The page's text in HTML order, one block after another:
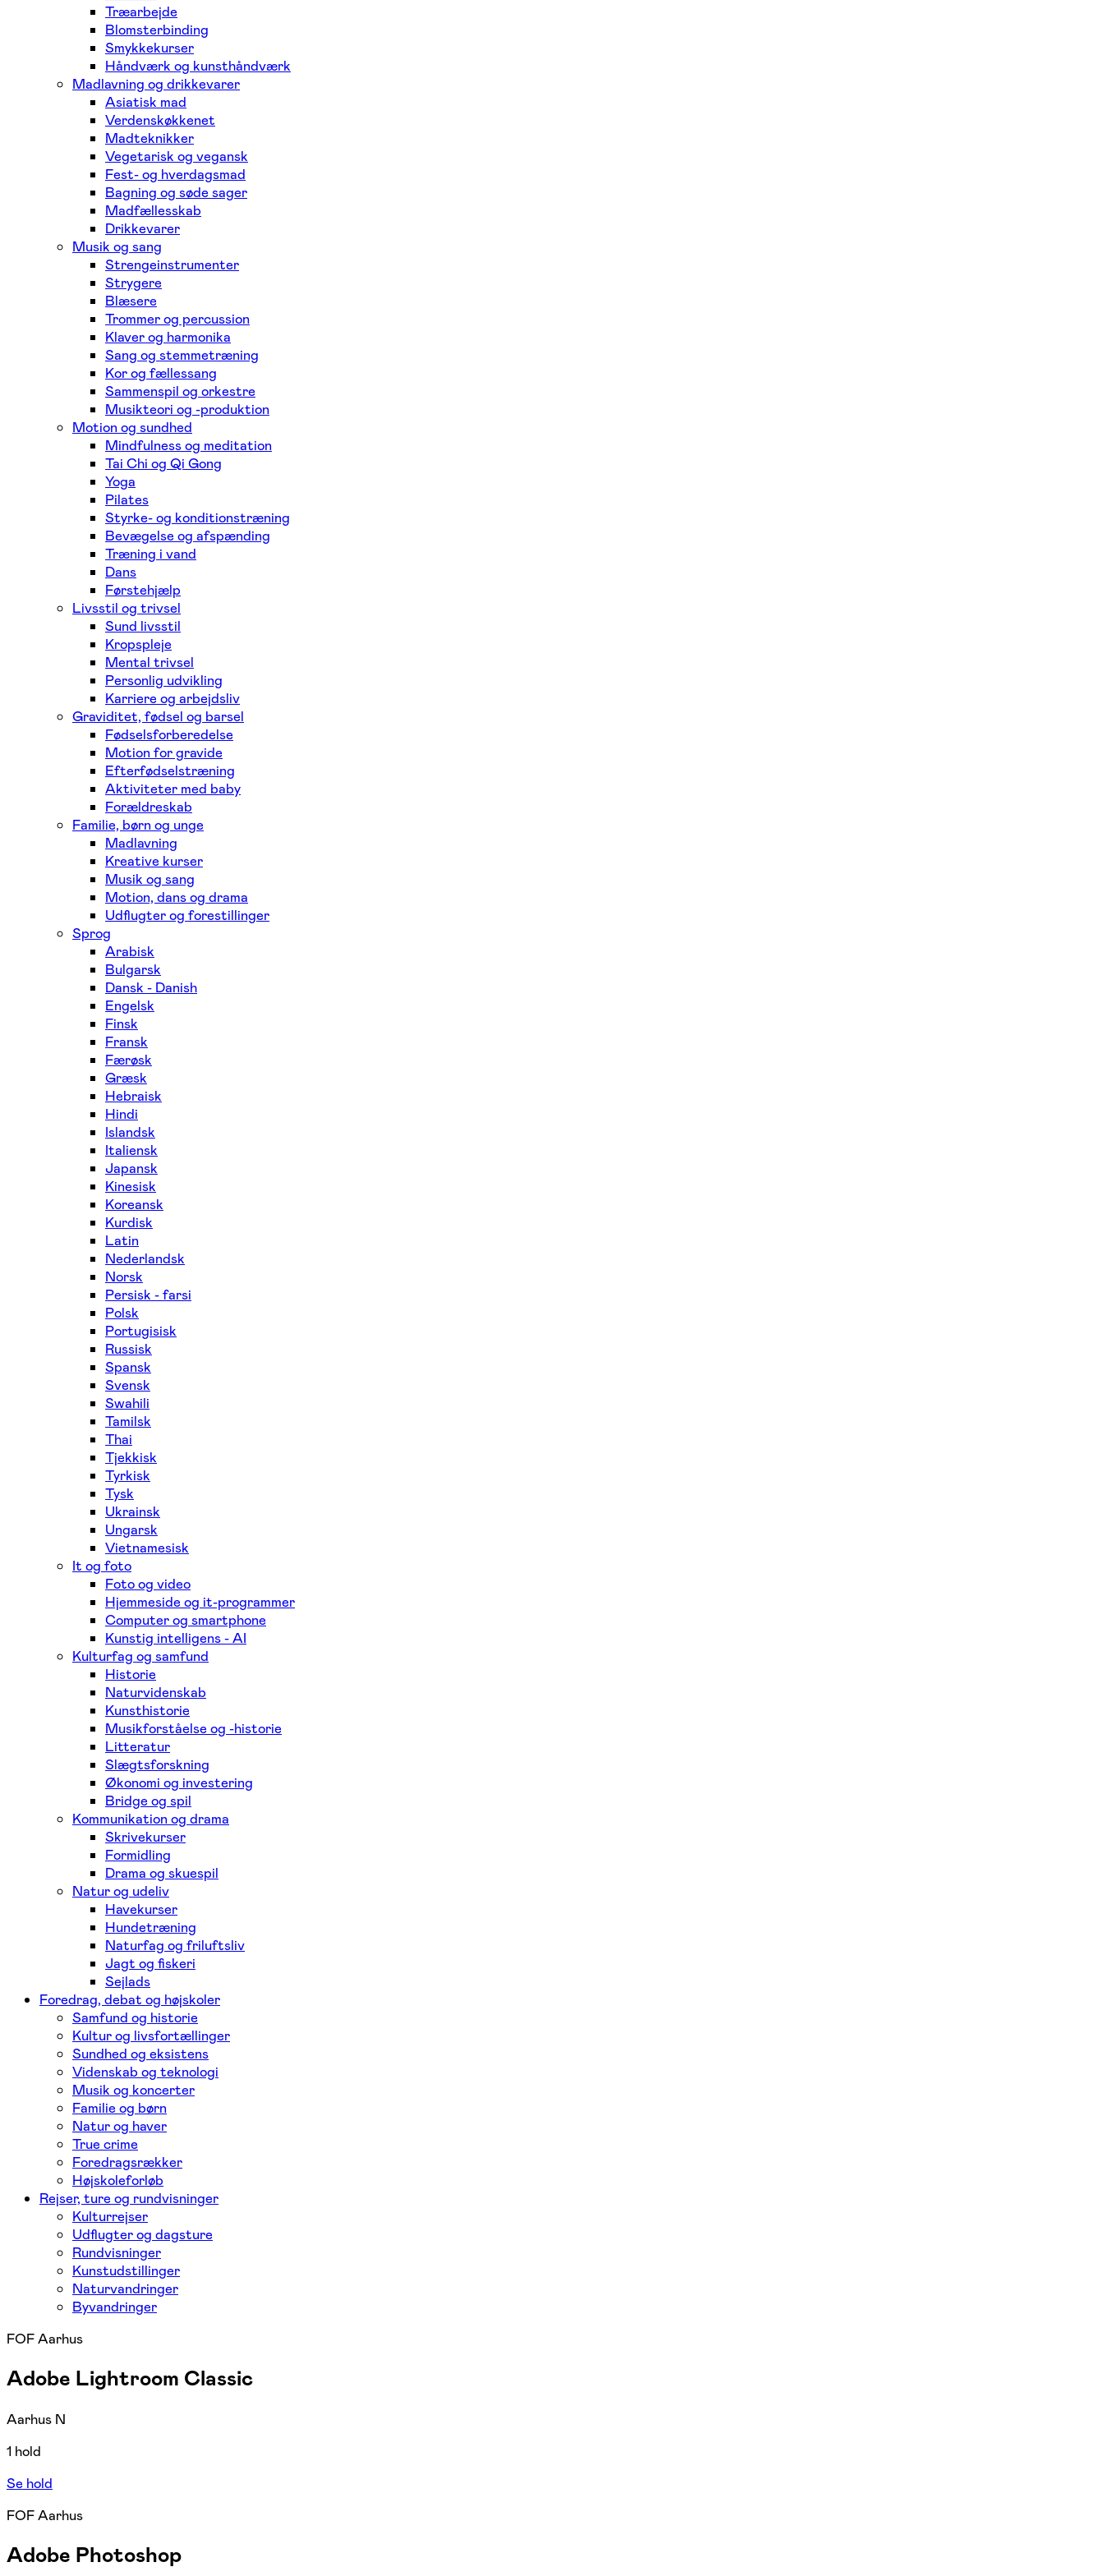
Træarbejde
Blomsterbinding
Smykkekurser
Håndværk og kunsthåndværk
Madlavning og drikkevarer
Asiatisk mad
Verdenskøkkenet
Madteknikker
Vegetarisk og vegansk
Fest- og hverdagsmad
Bagning og søde sager
Madfællesskab
Drikkevarer
Musik og sang
Strengeinstrumenter
Strygere
Blæsere
Trommer og percussion
Klaver og harmonika
Sang og stemmetræning
Kor og fællessang
Sammenspil og orkestre
Musikteori og -produktion
Motion og sundhed
Mindfulness og meditation
Tai Chi og Qi Gong
Yoga
Pilates
Styrke- og konditionstræning
Bevægelse og afspænding
Træning i vand
Dans
Førstehjælp
Livsstil og trivsel
Sund livsstil
Kropspleje
Mental trivsel
Personlig udvikling
Karriere og arbejdsliv
Graviditet, fødsel og barsel
Fødselsforberedelse
Motion for gravide
Efterfødselstræning
Aktiviteter med baby
Forældreskab
Familie, børn og unge
Madlavning
Kreative kurser
Musik og sang
Motion, dans og drama
Udflugter og forestillinger
Sprog
Arabisk
Bulgarsk
Dansk - Danish
Engelsk
Finsk
Fransk
Færøsk
Græsk
Hebraisk
Hindi
Islandsk
Italiensk
Japansk
Kinesisk
Koreansk
Kurdisk
Latin
Nederlandsk
Norsk
Persisk - farsi
Polsk
Portugisisk
Russisk
Spansk
Svensk
Swahili
Tamilsk
Thai
Tjekkisk
Tyrkisk
Tysk
Ukrainsk
Ungarsk
Vietnamesisk
It og foto
Foto og video
Hjemmeside og it-programmer
Computer og smartphone
Kunstig intelligens - AI
Kulturfag og samfund
Historie
Naturvidenskab
Kunsthistorie
Musikforståelse og -historie
Litteratur
Slægtsforskning
Økonomi og investering
Bridge og spil
Kommunikation og drama
Skrivekurser
Formidling
Drama og skuespil
Natur og udeliv
Havekurser
Hundetræning
Naturfag og friluftsliv
Jagt og fiskeri
Sejlads
Foredrag, debat og højskoler
Samfund og historie
Kultur og livsfortællinger
Sundhed og eksistens
Videnskab og teknologi
Musik og koncerter
Familie og børn
Natur og haver
True crime
Foredragsrækker
Højskoleforløb
Rejser, ture og rundvisninger
Kulturrejser
Udflugter og dagsture
Rundvisninger
Kunstudstillinger
Naturvandringer
Byvandringer
FOF Aarhus
Adobe Lightroom Classic
Aarhus N
1 hold
Se hold
FOF Aarhus
Adobe Photoshop